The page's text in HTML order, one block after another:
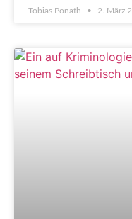
Tobias Ponath 2. März